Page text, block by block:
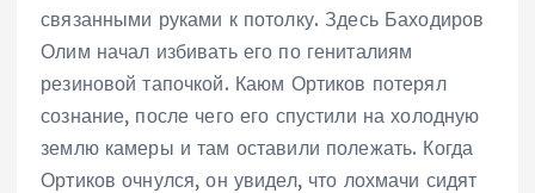
связанными руками к потолку. Здесь Баходиров
Олим начал избивать его по гениталиям
резиновой тапочкой. Каюм Ортиков потерял
сознание, после чего его спустили на холодную
землю камеры и там оставили полежать. Когда
Ортиков очнулся, он увидел, что лохмачи сидят